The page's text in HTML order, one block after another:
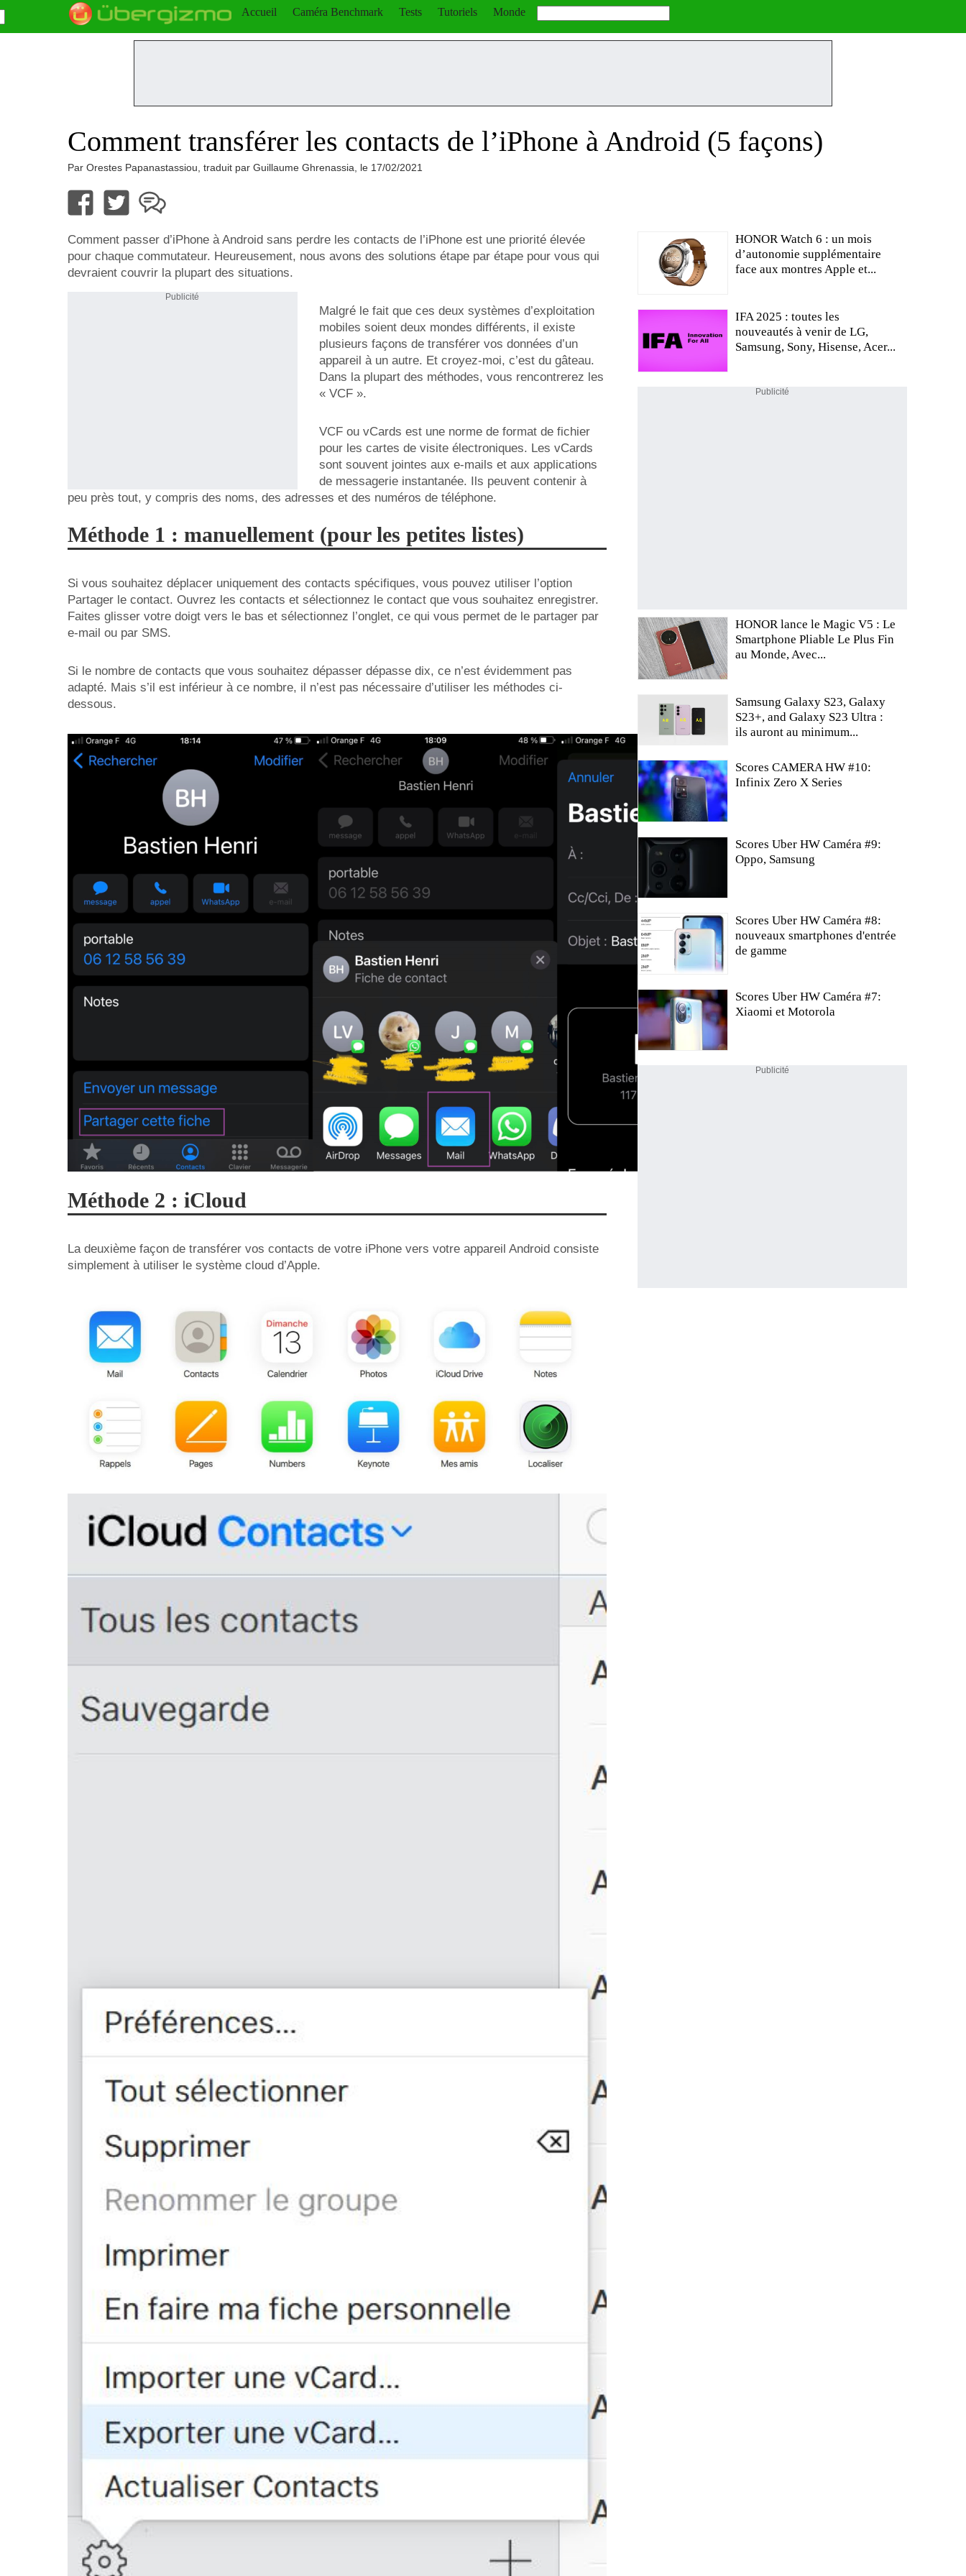
Accueil Caméra Benchmark Tests Tutoriels Monde
Comment transférer les contacts de l’iPhone à Android (5 façons)
Par Orestes Papanastassiou, traduit par Guillaume Ghrenassia, le 17/02/2021
Comment passer d’iPhone à Android sans perdre les contacts de l’iPhone est une priorité élevée
pour chaque commutateur. Heureusement, nous avons des solutions étape par étape pour vous qui
devraient couvrir la plupart des situations.
Publicité
Malgré le fait que ces deux systèmes d’exploitation
mobiles soient deux mondes différents, il existe
plusieurs façons de transférer vos données d’un
appareil à un autre. Et croyez-moi, c’est du gâteau.
Dans la plupart des méthodes, vous rencontrerez les
« VCF ».
VCF ou vCards est une norme de format de fichier
pour les cartes de visite électroniques. Les vCards
sont souvent jointes aux e-mails et aux applications
de messagerie instantanée. Ils peuvent contenir à
peu près tout, y compris des noms, des adresses et des numéros de téléphone.
Méthode 1 : manuellement (pour les petites listes)
Si vous souhaitez déplacer uniquement des contacts spécifiques, vous pouvez utiliser l’option
Partager le contact. Ouvrez les contacts et sélectionnez le contact que vous souhaitez enregistrer.
Faites glisser votre doigt vers le bas et sélectionnez l’onglet, ce qui vous permet de le partager par
e-mail ou par SMS.
Si le nombre de contacts que vous souhaitez dépasser dépasse dix, ce n’est évidemment pas
adapté. Mais s’il est inférieur à ce nombre, il n’est pas nécessaire d’utiliser les méthodes ci-
dessous.
Méthode 2 : iCloud
La deuxième façon de transférer vos contacts de votre iPhone vers votre appareil Android consiste
simplement à utiliser le système cloud d’Apple.
HONOR Watch 6 : un mois
d’autonomie supplémentaire
face aux montres Apple et...
IFA 2025 : toutes les
nouveautés à venir de LG,
Samsung, Sony, Hisense, Acer...
Publicité
HONOR lance le Magic V5 : Le
Smartphone Pliable Le Plus Fin
au Monde, Avec...
Samsung Galaxy S23, Galaxy
S23+, and Galaxy S23 Ultra :
ils auront au minimum...
Scores CAMERA HW #10:
Infinix Zero X Series
Scores Uber HW Caméra #9:
Oppo, Samsung
Scores Uber HW Caméra #8:
nouveaux smartphones d'entrée
de gamme
Scores Uber HW Caméra #7:
Xiaomi et Motorola
Publicité